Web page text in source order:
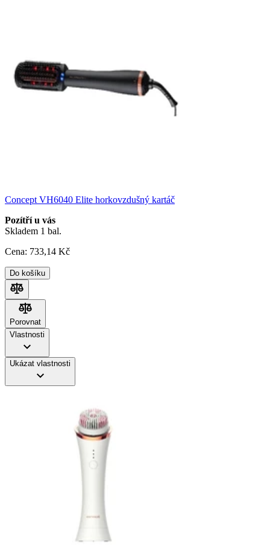
Concept VH6040 Elite horkovzdušný kartáč
Pozítří u vás
Skladem 1 bal.
Cena: 733,14 Kč
Do košíku
Porovnat
Porovnat
Vlastnosti
Ukázat vlastnosti